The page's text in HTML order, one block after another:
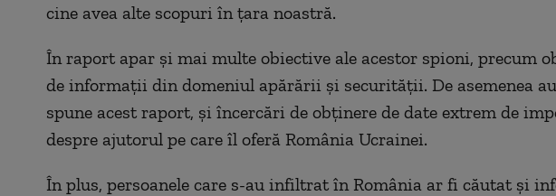
cine avea alte scopuri în țara noastră.
În raport apar și mai multe obiective ale acestor spioni, precum
de informații din domeniul apărării și securității. De asemenea
spune acest raport, și încercări de obținere de date extrem de
despre ajutorul pe care îl oferă România Ucrainei.
În plus, persoanele care s-au infiltrat în România ar fi căutat și